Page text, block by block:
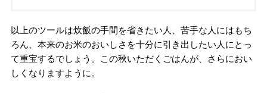
以上のツールは炊飯の手間を省きたい人、苦手な人にはもち
ろん、本来のお米のおいしさを十分に引き出したい人にとっ
て重宝するでしょう。この秋いただくごはんが、さらにおい
しくなりますように。